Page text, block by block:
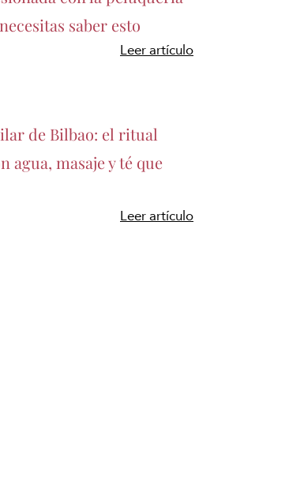
saber esto
Leer artículo
de Bilbao: el ritual
agua, masaje y té que
Leer artículo